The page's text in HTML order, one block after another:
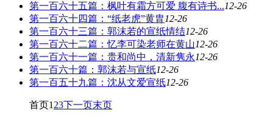
第一百六十五篇：枫叶有霜方可爱 腹有诗书...12-26
第一百六十四篇：“纸老虎”黄胄 12-26
第一百六十三篇：郭沫若的宣纸情结12-26
第一百六十二篇：忆李可染老师在黄山12-26
第一百六十一篇：贵和尚中，清新隽永 12-26
第一百六十篇：郭沫若与宣纸12-26
第一百五十九篇：沈从文爱宣纸12-26
首页1 23下一页末页